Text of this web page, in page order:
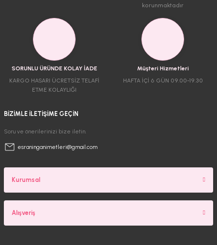
korunmaktadır
SORUNLU ÜRÜNDE KOLAY İADE
KARGO HASARI ÜCRETSİZ TELAFİ
ETME KOLAYLIĞI
Müşteri Hizmetleri
HAFTA İÇİ 6 GÜN 09.00-19.30
BİZİMLE İLETİŞİME GEÇİN
Soru ve önerilerinizi bize iletin.
esraninganimetleri@gmail.com
Kurumsal
Alışveriş